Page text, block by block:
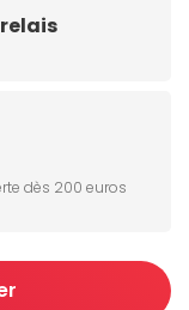
dès 200 euros